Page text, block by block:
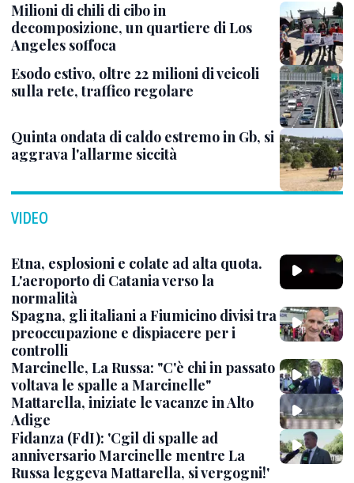
Milioni di chili di cibo in
decomposizione, un quartiere di Los
Angeles soffoca
Esodo estivo, oltre 22 milioni di veicoli
sulla rete, traffico regolare
Quinta ondata di caldo estremo in Gb, si
aggrava l'allarme siccità
VIDEO
Etna, esplosioni e colate ad alta quota.
L'aeroporto di Catania verso la
normalità
Spagna, gli italiani a Fiumicino divisi tra
preoccupazione e dispiacere per i
controlli
Marcinelle, La Russa: "C'è chi in passato
voltava le spalle a Marcinelle"
Mattarella, iniziate le vacanze in Alto
Adige
Fidanza (FdI): 'Cgil di spalle ad
anniversario Marcinelle mentre La
Russa leggeva Mattarella, si vergogni!'